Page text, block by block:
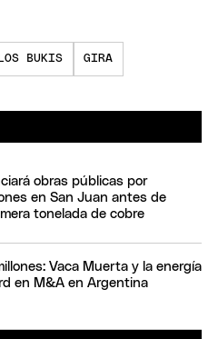
LOS BUKIS GIRA
obras públicas por
en San Juan antes de
tonelada de cobre
Vaca Muerta y la energía
en M&A en Argentina